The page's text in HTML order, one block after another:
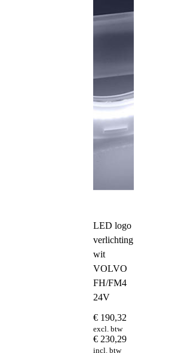
LED logo
verlichting
wit
VOLVO
FH/FM4
24V
€ 190,32
excl. btw
€ 230,29
incl. btw